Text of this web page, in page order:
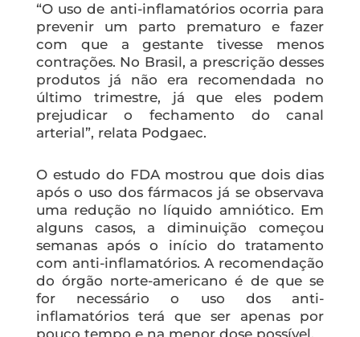
“O uso de anti-inflamatórios ocorria para
prevenir um parto prematuro e fazer
com que a gestante tivesse menos
contrações. No Brasil, a prescrição desses
produtos já não era recomendada no
último trimestre, já que eles podem
prejudicar o fechamento do canal
arterial”, relata Podgaec.
O estudo do FDA mostrou que dois dias
após o uso dos fármacos já se observava
uma redução no líquido amniótico. Em
alguns casos, a diminuição começou
semanas após o início do tratamento
com anti-inflamatórios. A recomendação
do órgão norte-americano é de que se
for necessário o uso dos anti-
inflamatórios terá que ser apenas por